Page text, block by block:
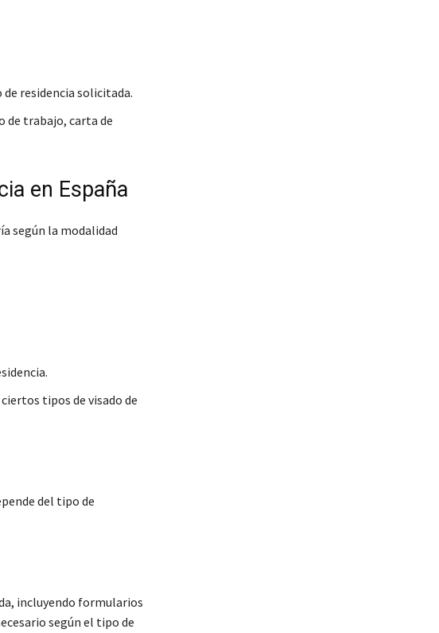
residencia solicitada.
de trabajo, carta de
en España
según la modalidad
tipos de visado de
del tipo de
incluyendo formularios
según el tipo de